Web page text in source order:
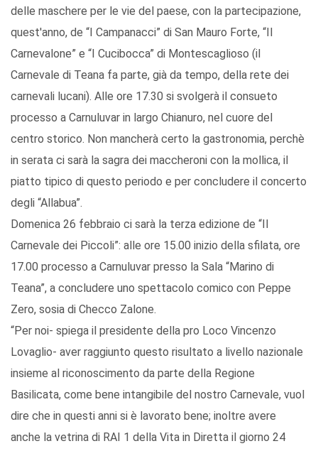
delle maschere per le vie del paese, con la partecipazione,
quest'anno, de “I Campanacci” di San Mauro Forte, “Il
Carnevalone” e “I Cucibocca” di Montescaglioso (il
Carnevale di Teana fa parte, già da tempo, della rete dei
carnevali lucani). Alle ore 17.30 si svolgerà il consueto
processo a Carnuluvar in largo Chianuro, nel cuore del
centro storico. Non mancherà certo la gastronomia, perchè
in serata ci sarà la sagra dei maccheroni con la mollica, il
piatto tipico di questo periodo e per concludere il concerto
degli “Allabua”.
Domenica 26 febbraio ci sarà la terza edizione de “Il
Carnevale dei Piccoli”: alle ore 15.00 inizio della sfilata, ore
17.00 processo a Carnuluvar presso la Sala “Marino di
Teana”, a concludere uno spettacolo comico con Peppe
Zero, sosia di Checco Zalone.
“Per noi- spiega il presidente della pro Loco Vincenzo
Lovaglio- aver raggiunto questo risultato a livello nazionale
insieme al riconoscimento da parte della Regione
Basilicata, come bene intangibile del nostro Carnevale, vuol
dire che in questi anni si è lavorato bene; inoltre avere
anche la vetrina di RAI 1 della Vita in Diretta il giorno 24